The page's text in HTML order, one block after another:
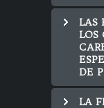
LAS
LOS
DE
LA